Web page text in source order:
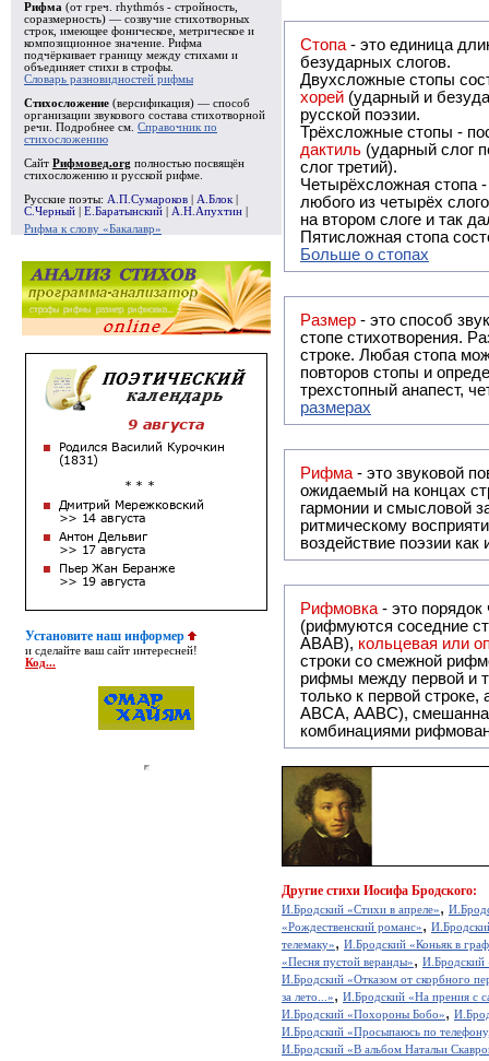
Рифма (от греч. rhythmós - стройность,
соразмерность) — созвучие стихотворных
строк, имеющее фоническое, метрическое и
композиционное значение. Рифма
подчёркивает границу между стихами и
объединяет стихи в строфы
Словарь разновидностей рифмы
Стихосложение (версификация) — способ
организации звукового состава стихотворной
речи. Подробнее см. Справочник по
стихосложению
Сайт Рифмовед.org полностью посвящён
стихосложению и русской рифме.
Русские поэты: А.П.Сумароков А.Блок
С.Черный
Е.Баратынский А.Н.Апухтин
Рифма к слову «Бакалавр»
Установите наш информер
и сделайте ваш сайт интересней!
Код...
Стопа - это единица
безударных слогов.
Двухсложные стопы
хорей (ударный и
русской поэзии.
Трёхсложные стопы -
дактиль (ударный слог
слог третий).
Четырёхсложная стопа
любого из четырёх
на втором слоге и так
Пятисложная стопа
Больше о стопах
Размер - это способ
стопе стихотворения.
строке. Любая стопа
повторов стопы и
трехстопный анапест,
размерах
Рифма - это звуковой повтор, традиционно используемый в поэзии и, как
ожидаемый на концах
гармонии и смысловой
ритмическому
воздействие поэзии
Рифмовка - это
(рифмуются соседние
ABAB), кольцевая или
строки со смежной
рифмы между первой и
только к первой
ABCA, AABC), смешанная или вольная рифмовка (рифмовка в сложных строфах с различными
комбинациями
Другие стихи Иосифа Бродского:
И.Бродский «Стихи в апреле»,
«Рождественский романс»,
телемаку», И.Бродский «Коньяк в
«Песня пустой веранды», И.Бродский
И.Бродский «Отказом от скорбного
за лето...», И.Бродский «На прения с
И.Бродский «Похороны Бобо»,
И.Бродский «Просыпаюсь по
И.Бродский «В альбом Натальи